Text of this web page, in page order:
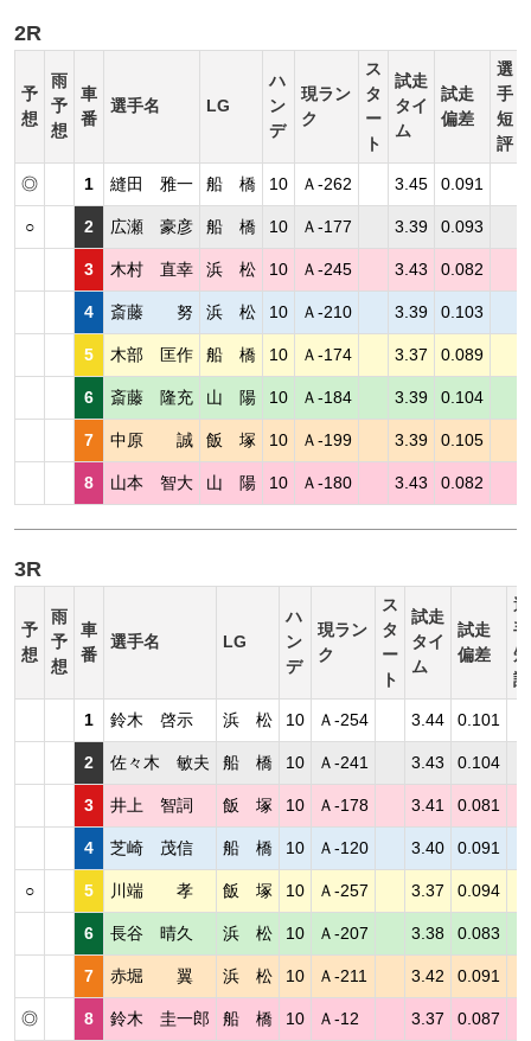
2R
予
想
雨
予
想
車
番
選手名 LG
ハ
ン
デ
現ラン
ク
ス
タ
ー
ト
試走
タイ
ム
試走
偏差
選
手
短
評
◎ 1 縫田 雅一 船 橋 10 Ａ-262 3.45 0.091
○ 2 広瀬 豪彦 船 橋 10 Ａ-177 3.39 0.093
3 木村 直幸 浜 松 10 Ａ-245 3.43 0.082
4 斎藤 努 浜 松 10 Ａ-210 3.39 0.103
5 木部 匡作 船 橋 10 Ａ-174 3.37 0.089
6 斎藤 隆充 山 陽 10 Ａ-184 3.39 0.104
7 中原 誠 飯 塚 10 Ａ-199 3.39 0.105
8 山本 智大 山 陽 10 Ａ-180 3.43 0.082
3R
予
想
雨
予
想
車
番
選手名 LG
ハ
ン
デ
現ラン
ク
ス
タ
ー
ト
試走
タイ
ム
試走
偏差
選
手
短
評
1 鈴木 啓示 浜 松 10 Ａ-254 3.44 0.101
2 佐々木 敏夫 船 橋 10 Ａ-241 3.43 0.104
3 井上 智詞 飯 塚 10 Ａ-178 3.41 0.081
4 芝崎 茂信 船 橋 10 Ａ-120 3.40 0.091
○ 5 川端 孝 飯 塚 10 Ａ-257 3.37 0.094
6 長谷 晴久 浜 松 10 Ａ-207 3.38 0.083
7 赤堀 翼 浜 松 10 Ａ-211 3.42 0.091
◎ 8 鈴木 圭一郎 船 橋 10 Ａ-12 3.37 0.087